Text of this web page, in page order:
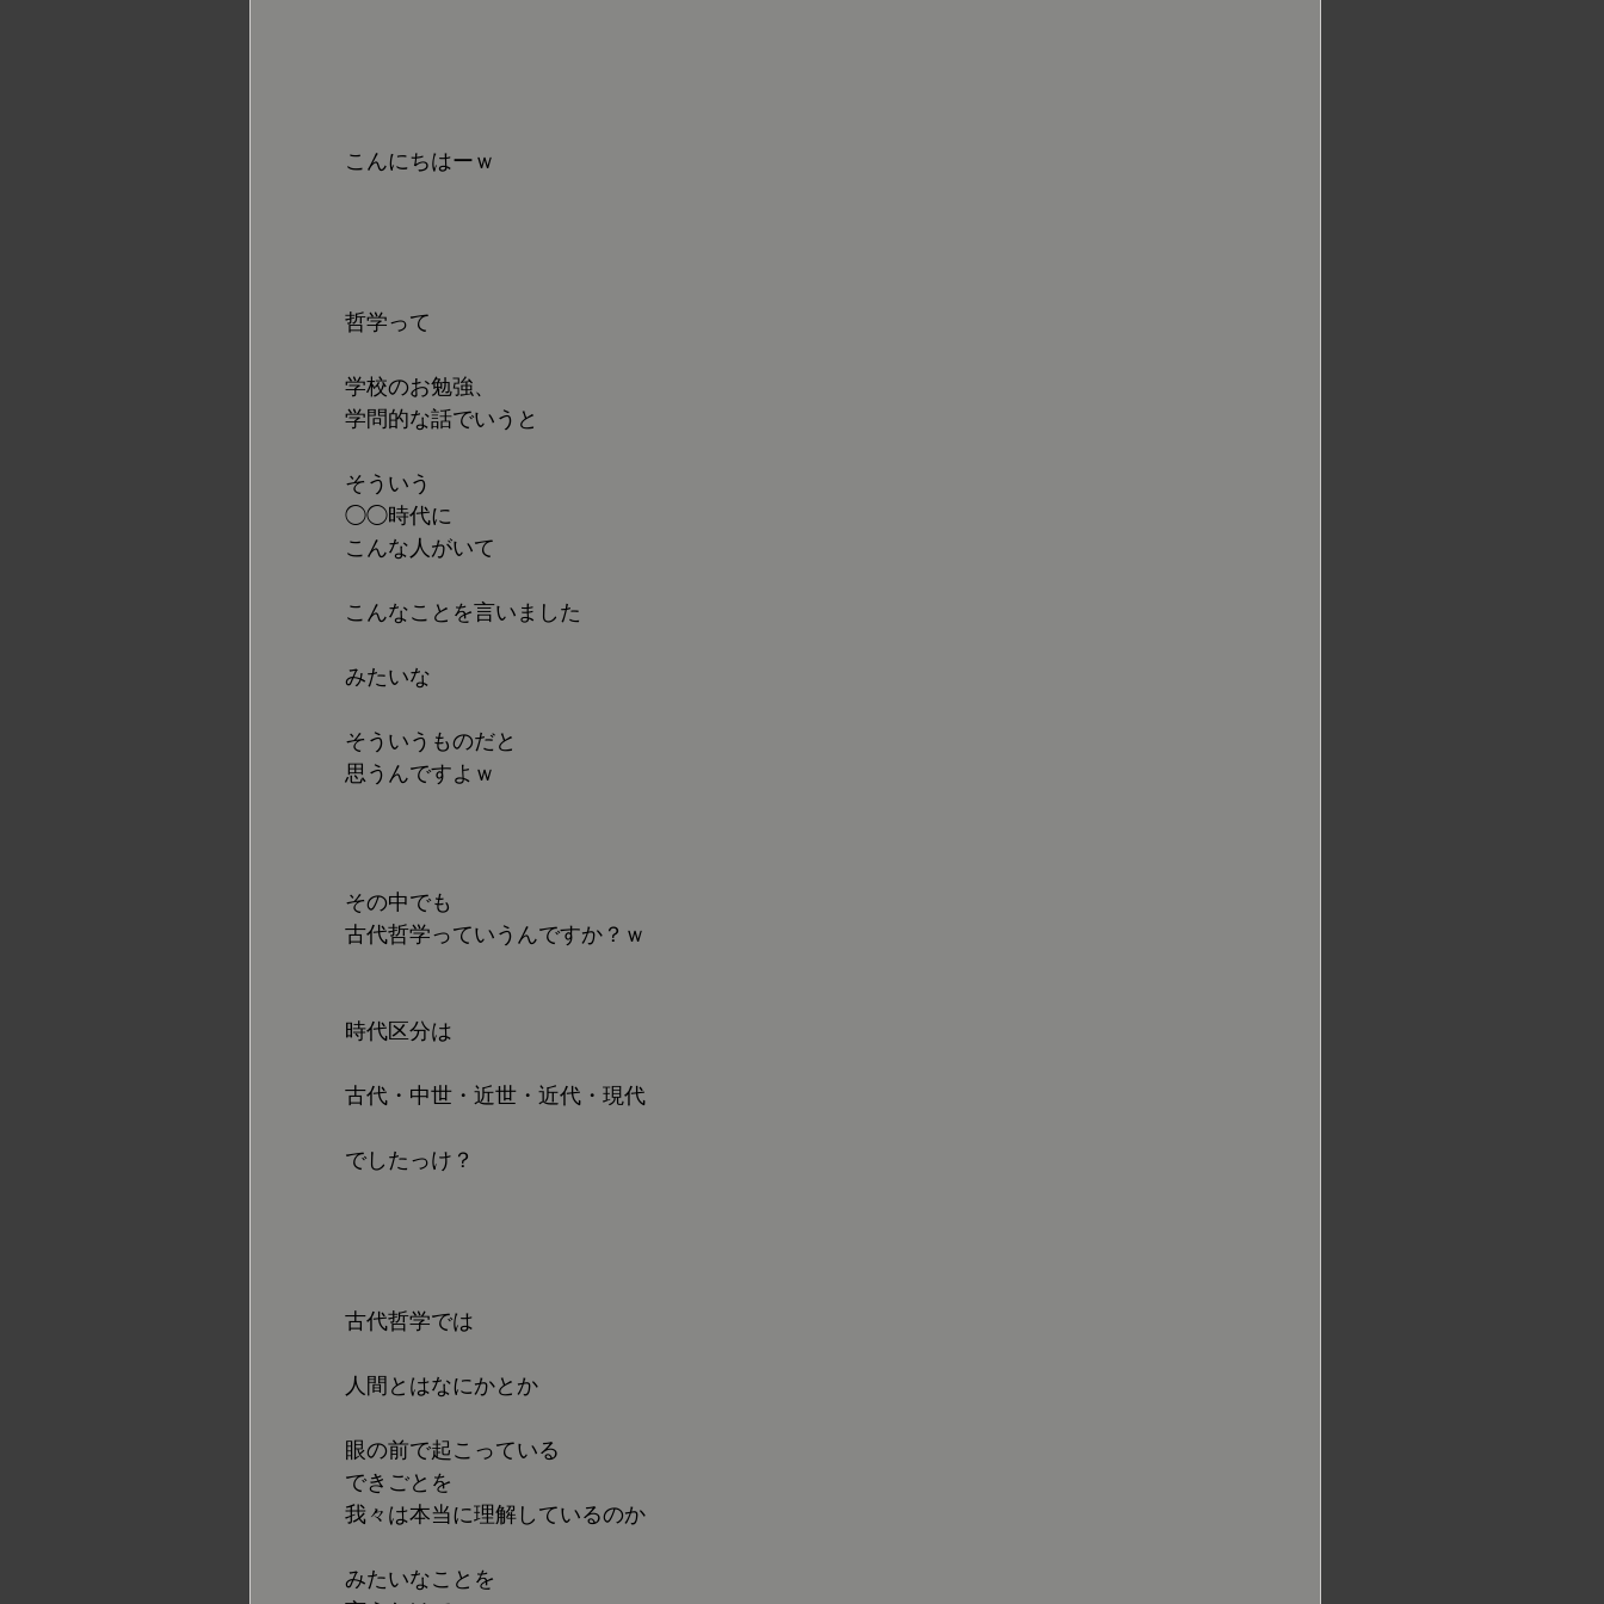
こんにちはーｗ
哲学って
学校のお勉強、
学問的な話でいうと
そういう
◯◯時代に
こんな人がいて
こんなことを言いました
みたいな
そういうものだと
思うんですよｗ
その中でも
古代哲学っていうんですか？ｗ
時代区分は
古代・中世・近世・近代・現代
でしたっけ？
古代哲学では
人間とはなにかとか
眼の前で起こっている
できごとを
我々は本当に理解しているのか
みたいなことを